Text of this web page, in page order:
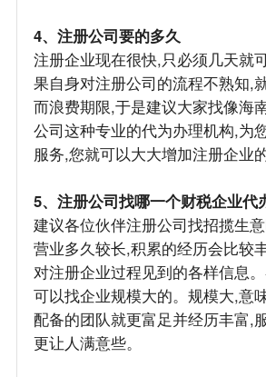
4、注册公司要的多久
注册企业现在很快,只必须几天就
果自身对注册公司的流程不熟知,
而浪费期限,于是建议大家找像海
公司这种专业的代为办理机构,为
服务,您就可以大大增加注册企业的
5、注册公司找哪一个财税企业代
建议各位伙伴注册公司找招揽生
营业多久较长,积累的经历会比较
对注册企业过程见到的各样信息
可以找企业规模大的。规模大,意
配备的团队就更富足并经历丰富,
更让人满意些。